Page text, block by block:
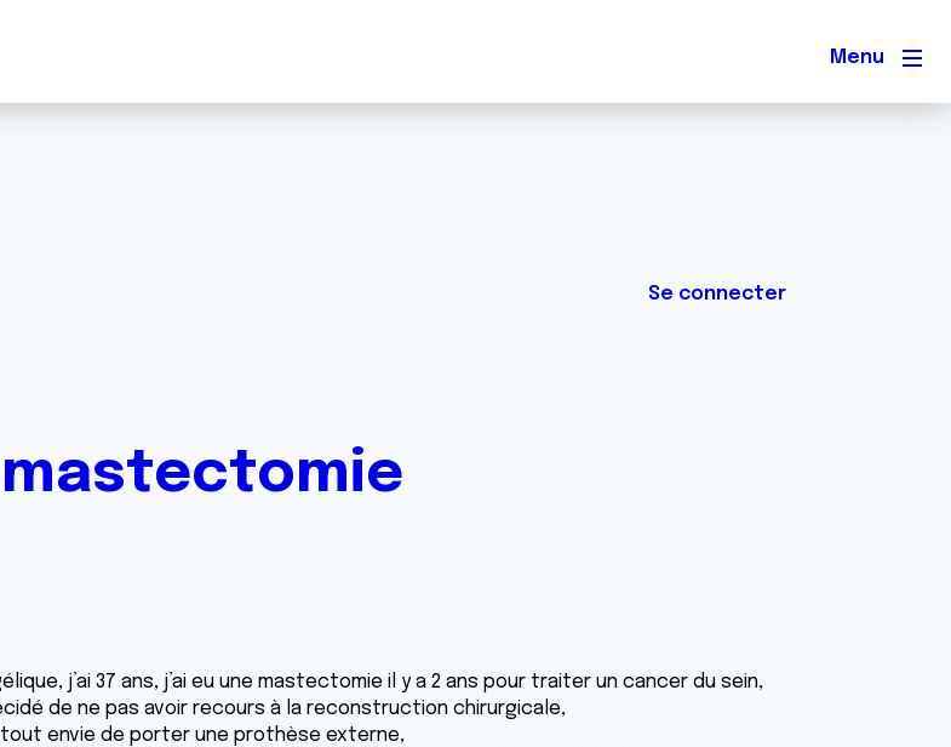
Menu
Se connecter
j’ai 37 ans, j’ai eu une mastectomie il y a 2 ans pour traiter un cancer du sein,
de ne pas avoir recours à la reconstruction chirurgicale,
tout envie de porter une prothèse externe,